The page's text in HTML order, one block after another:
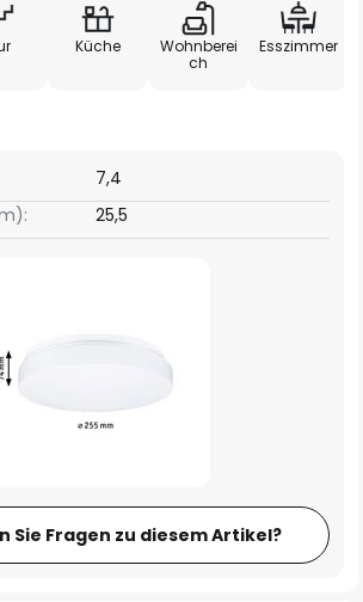
Küche
Wohnberei
ch
Esszimmer
7,4
25,5
Sie Fragen zu diesem Artikel?